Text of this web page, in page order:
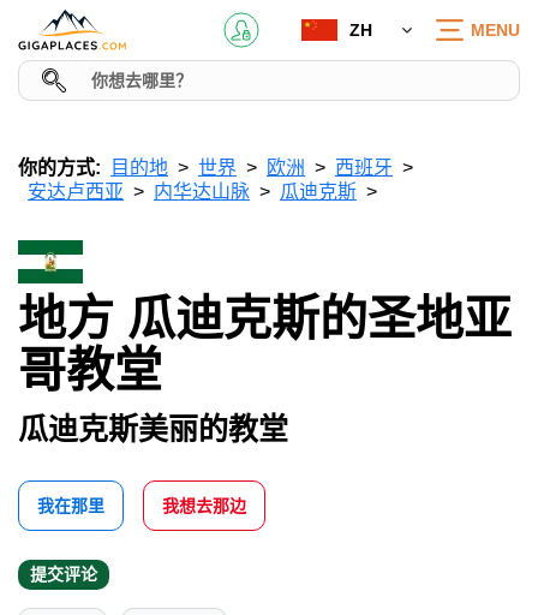
ZH MENU
你的方式: 目的地 世界 欧洲
西班牙
安达卢西亚
内华达山脉 瓜迪克斯
地方 瓜迪克斯的圣地亚
哥教堂
瓜迪克斯美丽的教堂
我在那里 我想去那边
提交评论